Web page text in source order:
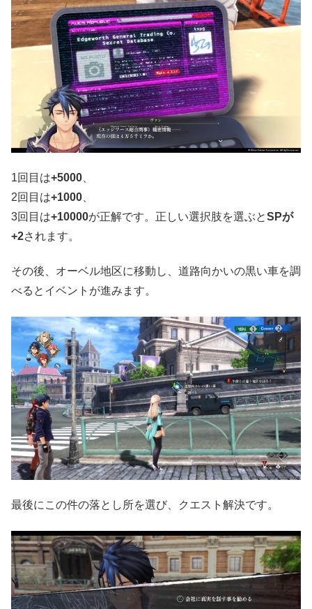
1回目は+5000
2回目は+1000
3回目は+10000が正解です。正しい選択肢を選ぶとSPが
+2されます。
その後、オーベル地区に移動し、道路向かいの黒い車を調
べるとイベントが進みます。
最後にこの件の落とし所を選び、クエスト解決です。